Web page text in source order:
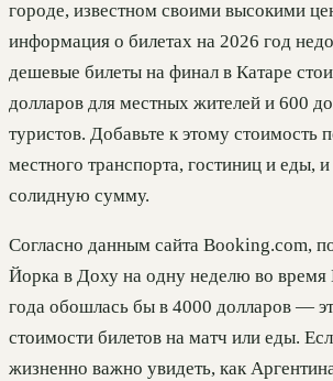
городе, известном своими высокими
информация о билетах на 2026 год
дешевые билеты на финал в Катаре
долларов для местных жителей и 600
туристов. Добавьте к этому стоимость
местного транспорта, гостиниц и еды,
солидную сумму.
Согласно данным сайта Booking.com,
Йорка в Доху на одну неделю во время
года обошлась бы в 4000 долларов —
стоимости билетов на матч или еды.
жизненно важно увидеть, как